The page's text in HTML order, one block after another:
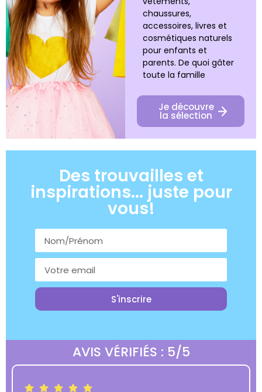
chaussures,
accessoires, livres et
cosmétiques naturels
pour enfants et
parents. De quoi gâter
toute la famille
Je découvre
la sélection
Des trouvailles et
inspirations... juste pour
vous!
S'inscrire
AVIS VÉRIFIÉS : 5/5